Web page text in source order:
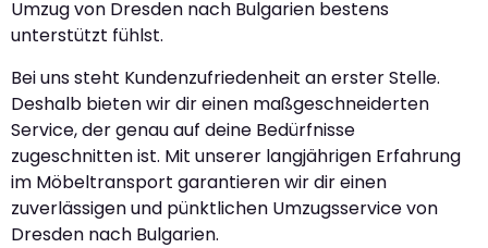
Umzug von Dresden nach Bulgarien bestens
unterstützt fühlst.
Bei uns steht Kundenzufriedenheit an erster Stelle.
Deshalb bieten wir dir einen maßgeschneiderten
Service, der genau auf deine Bedürfnisse
zugeschnitten ist. Mit unserer langjährigen Erfahrung
im Möbeltransport garantieren wir dir einen
zuverlässigen und pünktlichen Umzugsservice von
Dresden nach Bulgarien.